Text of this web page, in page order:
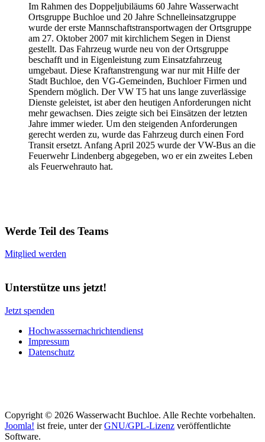
Im Rahmen des Doppeljubiläums 60 Jahre Wasserwacht
Ortsgruppe Buchloe und 20 Jahre Schnelleinsatzgruppe
wurde der erste Mannschaftstransportwagen der Ortsgruppe
am 27. Oktober 2007 mit kirchlichem Segen in Dienst
gestellt. Das Fahrzeug wurde neu von der Ortsgruppe
beschafft und in Eigenleistung zum Einsatzfahrzeug
umgebaut. Diese Kraftanstrengung war nur mit Hilfe der
Stadt Buchloe, den VG-Gemeinden, Buchloer Firmen und
Spendern möglich. Der VW T5 hat uns lange zuverlässige
Dienste geleistet, ist aber den heutigen Anforderungen nicht
mehr gewachsen. Dies zeigte sich bei Einsätzen der letzten
Jahre immer wieder. Um den steigenden Anforderungen
gerecht werden zu, wurde das Fahrzeug durch einen Ford
Transit ersetzt. Anfang April 2025 wurde der VW-Bus an die
Feuerwehr Lindenberg abgegeben, wo er ein zweites Leben
als Feuerwehrauto hat.
Werde Teil des Teams
Mitglied werden
Unterstütze uns jetzt!
Jetzt spenden
Hochwasssernachrichtendienst
Impressum
Datenschutz
Copyright © 2026 Wasserwacht Buchloe. Alle Rechte vorbehalten.
Joomla! ist freie, unter derGNU/GPL-Lizenz veröffentlichte
Software.